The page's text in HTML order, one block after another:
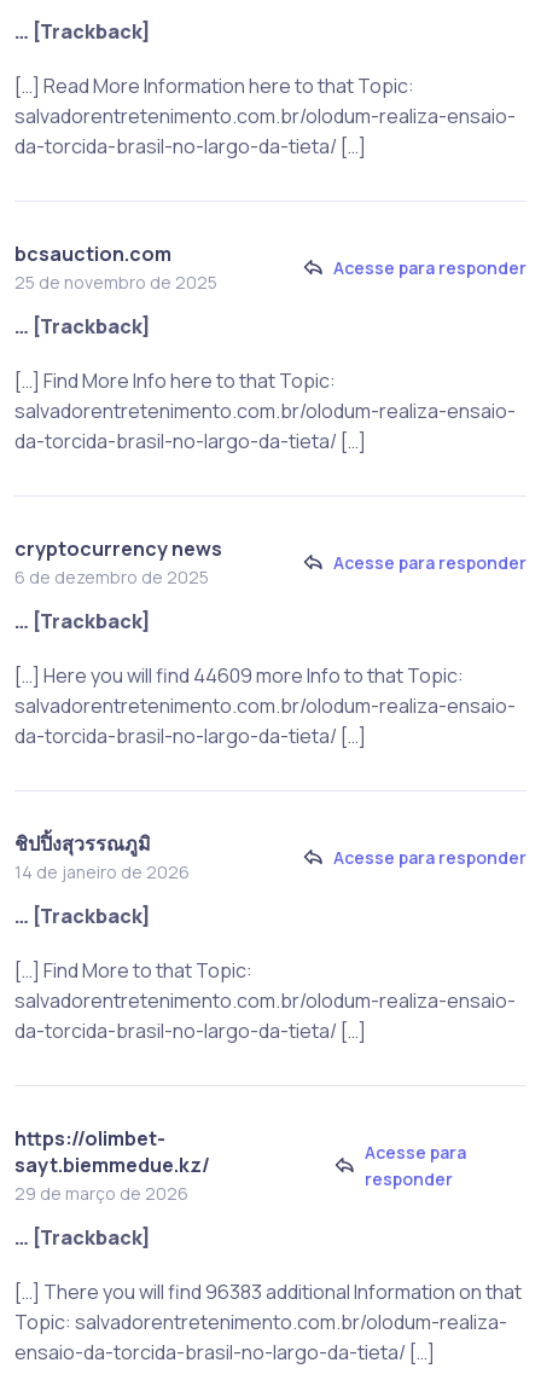
… [Trackback]
[…] Read More Information here to that Topic:
salvadorentretenimento.com.br/olodum-realiza-ensaio-
da-torcida-brasil-no-largo-da-tieta/ […]
bcsauction.com
25 de novembro de 2025
Acesse para responder
… [Trackback]
[…] Find More Info here to that Topic:
salvadorentretenimento.com.br/olodum-realiza-ensaio-
da-torcida-brasil-no-largo-da-tieta/ […]
cryptocurrency news
6 de dezembro de 2025
Acesse para responder
… [Trackback]
[…] Here you will find 44609 more Info to that Topic:
salvadorentretenimento.com.br/olodum-realiza-ensaio-
da-torcida-brasil-no-largo-da-tieta/ […]
ชิปปิ้งสุวรรณภูมิ
14 de janeiro de 2026
Acesse para responder
… [Trackback]
[…] Find More to that Topic:
salvadorentretenimento.com.br/olodum-realiza-ensaio-
da-torcida-brasil-no-largo-da-tieta/ […]
https://olimbet-
sayt.biemmedue.kz/
29 de março de 2026
Acesse para
responder
… [Trackback]
[…] There you will find 96383 additional Information on that
Topic: salvadorentretenimento.com.br/olodum-realiza-
ensaio-da-torcida-brasil-no-largo-da-tieta/ […]